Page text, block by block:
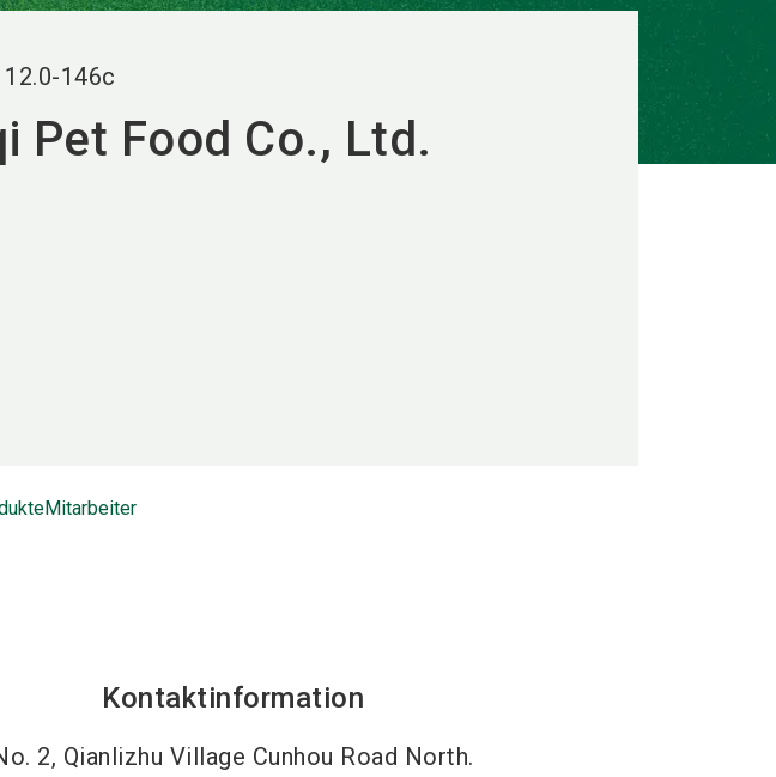
12.0-146c
Pet Food Co., Ltd.
Mitarbeiter
Kontaktinformation
2, Qianlizhu Village Cunhou Road North.